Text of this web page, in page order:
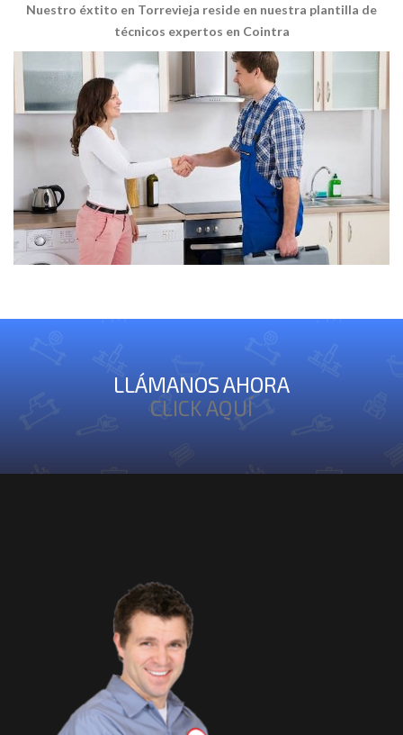
Nuestro éxtito en Torrevieja reside en nuestra plantilla de
técnicos expertos en Cointra
LLÁMANOS AHORA
CLICK AQUÍ